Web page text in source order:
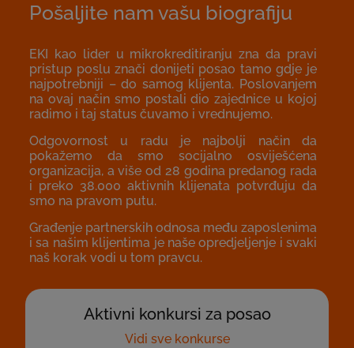
Pošaljite nam vašu biografiju
EKI kao lider u mikrokreditiranju zna da pravi
pristup poslu znači donijeti posao tamo gdje je
najpotrebniji – do samog klijenta. Poslovanjem
na ovaj način smo postali dio zajednice u kojoj
radimo i taj status čuvamo i vrednujemo.
Odgovornost u radu je najbolji način da
pokažemo da smo socijalno osviješćena
organizacija, a više od 28 godina predanog rada
i preko 38.000 aktivnih klijenata potvrđuju da
smo na pravom putu.
Građenje partnerskih odnosa među zaposlenima
i sa našim klijentima je naše opredjeljenje i svaki
naš korak vodi u tom pravcu.
Aktivni konkursi za posao
Vidi sve konkurse